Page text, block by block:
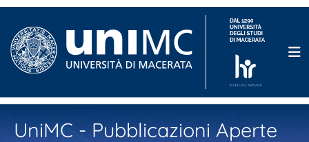
UniMC - Pubblicazioni Aperte